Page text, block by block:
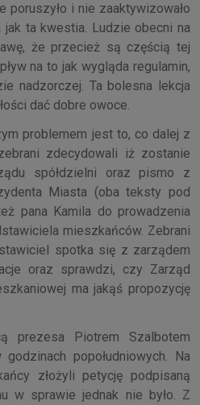
poruszyło i nie zaaktywizowało
jak ta kwestia. Ludzie obecni na
że przecież są częścią tej
na to jak wygląda regulamin,
nadzorczej. Ta bolesna lekcja
dać dobre owoce.
problemem jest to, co dalej z
zdecydowali iż zostanie
spółdzielni oraz pismo z
Miasta (oba teksty pod
pana Kamila do prowadzenia
mieszkańców. Zebrani
spotka się z zarządem
oraz sprawdzi, czy Zarząd
ma jakąś propozycję
prezesa Piotrem Szalbotem
popołudniowych. Na
złożyli petycję podpisaną
w sprawie jednak nie było. Z